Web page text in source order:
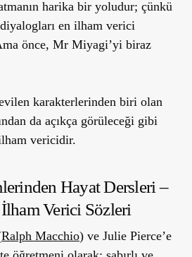
harika bir yoludur; çünkü
en ilham verici
önce, Mr Miyagi’yi biraz
karakterlerinden biri olan
da açıkça görüleceği gibi
vericidir.
Hayat Dersleri –
Verici Sözleri
Ralph Macchio) ve Julie Pierce’e